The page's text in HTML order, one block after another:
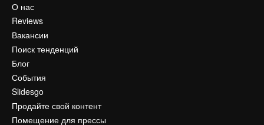
О нас
Reviews
Вакансии
Поиск тенденций
Блог
События
Slidesgo
Продайте свой контент
Помещение для прессы